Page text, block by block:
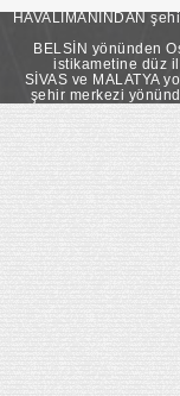
HAVALİMANINDAN
BELSİN yönünden
istikametine düz
SİVAS ve MALATYA
şehir merkezi